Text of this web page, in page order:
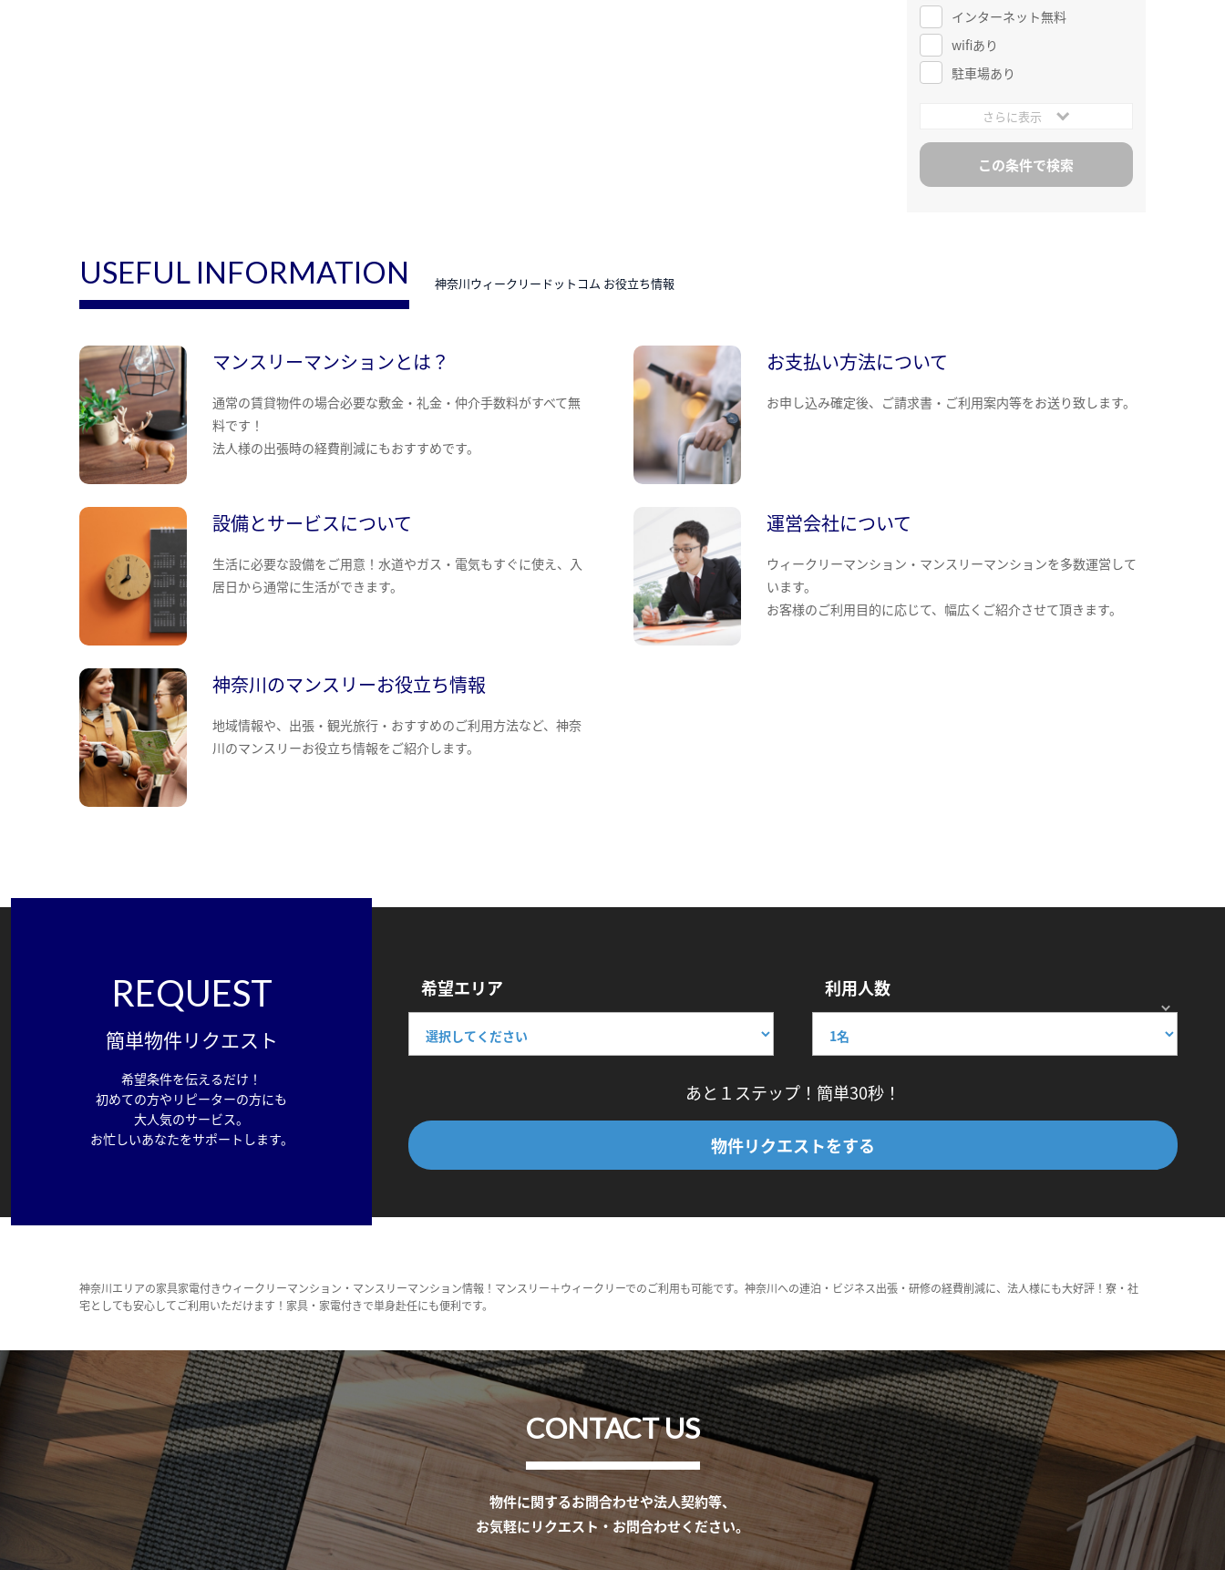
インターネット無料
wifiあり
駐車場あり
さらに表示
USEFUL INFORMATION 神奈川ウィークリードットコム お役立ち情報
マンスリーマンションとは？
通常の賃貸物件の場合必要な敷金・礼金・仲介手数料がすべて無
料です！
法人様の出張時の経費削減にもおすすめです。
お支払い方法について
お申し込み確定後、ご請求書・ご利用案内等をお送り致します。
設備とサービスについて
生活に必要な設備をご用意！水道やガス・電気もすぐに使え、入
居日から通常に生活ができます。
運営会社について
ウィークリーマンション・マンスリーマンションを多数運営して
います。
お客様のご利用目的に応じて、幅広くご紹介させて頂きます。
神奈川のマンスリーお役立ち情報
地域情報や、出張・観光旅行・おすすめのご利用方法など、神奈
川のマンスリーお役立ち情報をご紹介します。
REQUEST
簡単物件リクエスト
希望条件を伝えるだけ！
初めての方やリピーターの方にも
大人気のサービス。
お忙しいあなたをサポートします。
希望エリア 利用人数
あと１ステップ！簡単30秒！
物件リクエストをする
神奈川エリアの家具家電付きウィークリーマンション・マンスリーマンション情報！マンスリー＋ウィークリーでのご利用も可能です。神奈川への連泊・ビジネス出張・研修の経費削減に、法人様にも大好評！寮・社
宅としても安心してご利用いただけます！家具・家電付きで単身赴任にも便利です。
CONTACT US
物件に関するお問合わせや法人契約等、
お気軽にリクエスト・お問合わせください。